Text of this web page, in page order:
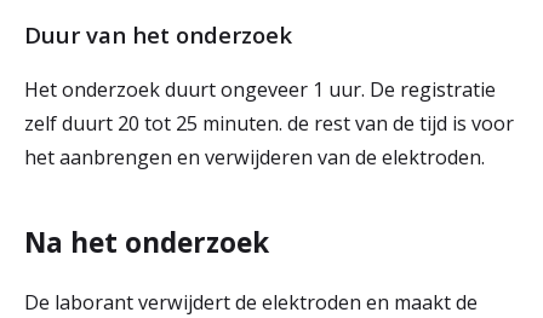
Duur van het onderzoek
Het onderzoek duurt ongeveer 1 uur. De registratie
zelf duurt 20 tot 25 minuten. de rest van de tijd is voor
het aanbrengen en verwijderen van de elektroden.
Na het onderzoek
De laborant verwijdert de elektroden en maakt de